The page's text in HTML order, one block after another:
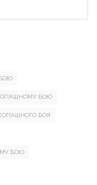
БОЮ
БОЯ
БОЮ